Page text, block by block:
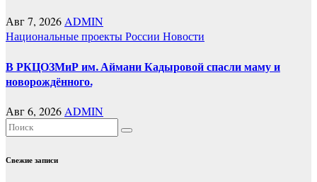
Авг 7, 2026ADMIN
Национальные проекты России Новости
В РКЦОЗМиР им. Аймани Кадыровой спасли маму и
новорождённого.
Авг 6, 2026 ADMIN
Свежие записи